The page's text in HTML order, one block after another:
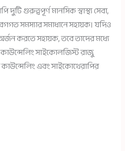
গুরুত্বপূর্ণ মানসিক স্বাস্থ্য সেবা,
সমস্যার সমাধানে সহায়ক। যদিও
করতে সহায়ক, তবে তাদের মধ্যে
সাইকোলজিস্ট রাজু
এবং সাইকোথেরাপির